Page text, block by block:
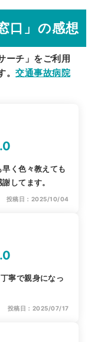
から探す
口」の感想
ーチ」をご利用
。交通事故病院
く色々教えても
してます。
投稿日：2025/10/04
寧で親身になっ
投稿日：2025/07/17